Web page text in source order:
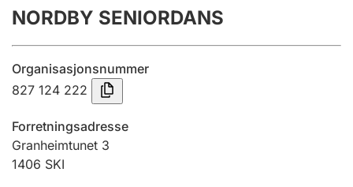
Årsrekneskap
Innsending og forseinkingsgebyr
Tinglysing
Jeger
NORDBY SENIORDANS
Organisasjonsnummer
827 124 222
Forretningsadresse
Granheimtunet 3
1406 SKI